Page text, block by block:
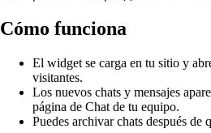
Cómo funciona
El widget se carga en tu sitio y
visitantes.
Los nuevos chats y mensajes
página de Chat de tu equipo.
Puedes archivar chats después de